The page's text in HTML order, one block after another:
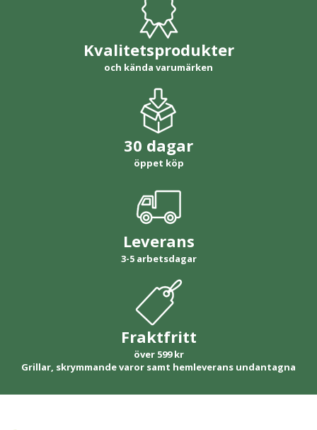
Kvalitetsprodukter
och kända varumärken
30 dagar
öppet köp
Leverans
3-5 arbetsdagar
Fraktfritt
över 599 kr
Grillar, skrymmande varor samt hemleverans undantagna